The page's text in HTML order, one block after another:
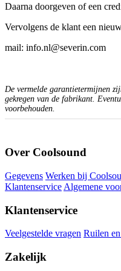
Daarna doorgeven of een
Vervolgens de klant een
mail: info.nl@severin.com
De vermelde garantietermijnen
gekregen van de fabrikant.
voorbehouden.
Over Coolsound
Gegevens Werken bij
Klantenservice Algemene
Klantenservice
Veelgestelde vragen Ruilen
Zakelijk